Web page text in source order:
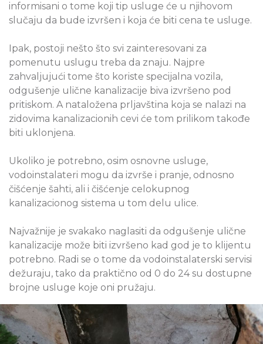
informisani o tome koji tip usluge će u njihovom
slučaju da bude izvršen i koja će biti cena te usluge.
Ipak, postoji nešto što svi zainteresovani za
pomenutu uslugu treba da znaju. Najpre
zahvaljujući tome što koriste specijalna vozila,
odgušenje ulične kanalizacije biva izvršeno pod
pritiskom. A nataložena prljavština koja se nalazi na
zidovima kanalizacionih cevi će tom prilikom takođe
biti uklonjena.
Ukoliko je potrebno, osim osnovne usluge,
vodoinstalateri mogu da izvrše i pranje, odnosno
čišćenje šahti, ali i čišćenje celokupnog
kanalizacionog sistema u tom delu ulice.
Najvažnije je svakako naglasiti da odgušenje ulične
kanalizacije može biti izvršeno kad god je to klijentu
potrebno. Radi se o tome da vodoinstalaterski servisi
dežuraju, tako da praktično od 0 do 24 su dostupne
brojne usluge koje oni pružaju.